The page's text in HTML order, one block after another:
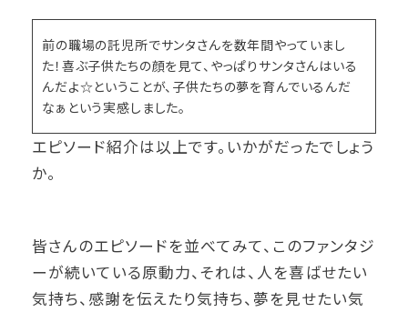
前の職場の託児所でサンタさんを数年間やっていまし
た！喜ぶ子供たちの顔を見て、やっぱりサンタさんはいる
んだよ☆ということが、子供たちの夢を育んでいるんだ
なぁという実感しました。
エピソード紹介は以上です。いかがだったでしょう
か。
皆さんのエピソードを並べてみて、このファンタジ
ーが続いている原動力、それは、人を喜ばせたい
気持ち、感謝を伝えたり気持ち、夢を見せたい気